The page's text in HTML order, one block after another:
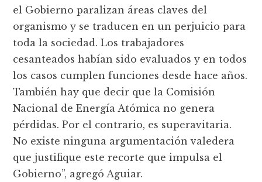
el Gobierno paralizan áreas claves del
organismo y se traducen en un perjuicio para
toda la sociedad. Los trabajadores
cesanteados habían sido evaluados y en todos
los casos cumplen funciones desde hace años.
También hay que decir que la Comisión
Nacional de Energía Atómica no genera
pérdidas. Por el contrario, es superavitaria.
No existe ninguna argumentación valedera
que justifique este recorte que impulsa el
Gobierno”, agregó Aguiar.